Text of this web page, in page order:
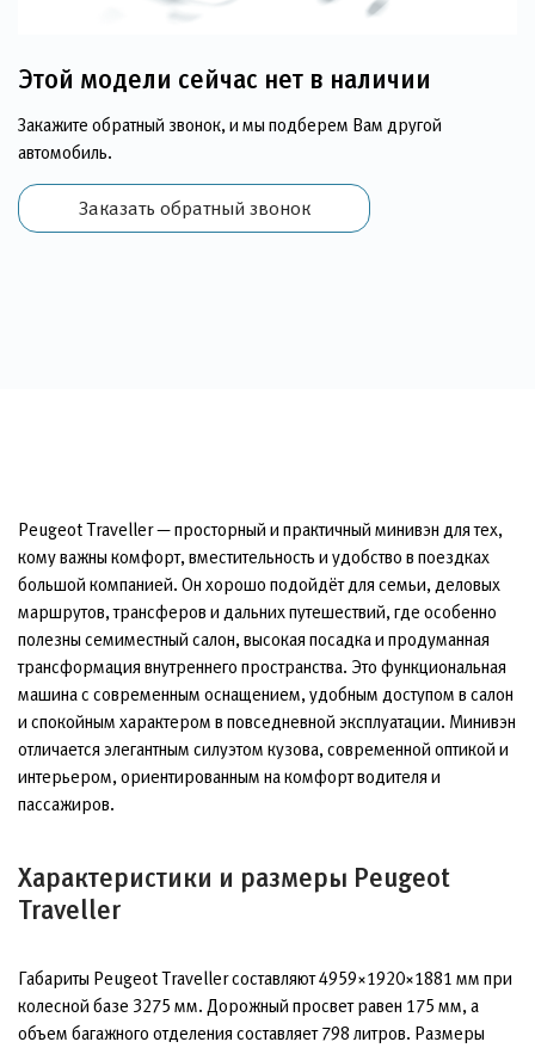
Этой модели сейчас нет в наличии
Закажите обратный звонок, и мы подберем Вам другой
автомобиль.
Заказать обратный звонок
Peugeot Traveller — просторный и практичный минивэн для тех,
кому важны комфорт, вместительность и удобство в поездках
большой компанией. Он хорошо подойдёт для семьи, деловых
маршрутов, трансферов и дальних путешествий, где особенно
полезны семиместный салон, высокая посадка и продуманная
трансформация внутреннего пространства. Это функциональная
машина с современным оснащением, удобным доступом в салон
и спокойным характером в повседневной эксплуатации. Минивэн
отличается элегантным силуэтом кузова, современной оптикой и
интерьером, ориентированным на комфорт водителя и
пассажиров.
Характеристики и размеры Peugeot
Traveller
Габариты Peugeot Traveller составляют 4959×1920×1881 мм при
колесной базе 3275 мм. Дорожный просвет равен 175 мм, а
объем багажного отделения составляет 798 литров. Размеры